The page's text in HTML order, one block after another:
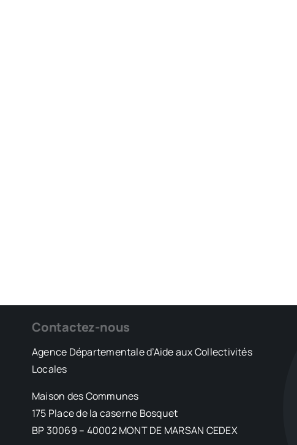
Contactez-nous
Agence Départementale d’Aide aux Collectivités
Locales
Maison des Communes
175 Place de la caserne Bosquet
BP 30069 – 40002 MONT DE MARSAN CEDEX